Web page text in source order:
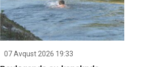
07 Avqust 2026 19:33